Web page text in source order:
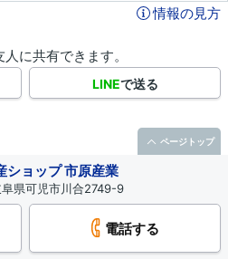
情報の見方
に共有できます。
LINEで送る
ショップ 市原産業
県可児市川合2749-9
電話する
ページトップ